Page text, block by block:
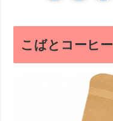
こばとコーヒー